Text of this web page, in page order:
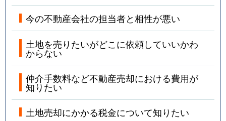
今の不動産会社の担当者と相性が悪い
土地を売りたいがどこに依頼していいかわ
からない
仲介手数料など不動産売却における費用が
知りたい
土地売却にかかる税金について知りたい